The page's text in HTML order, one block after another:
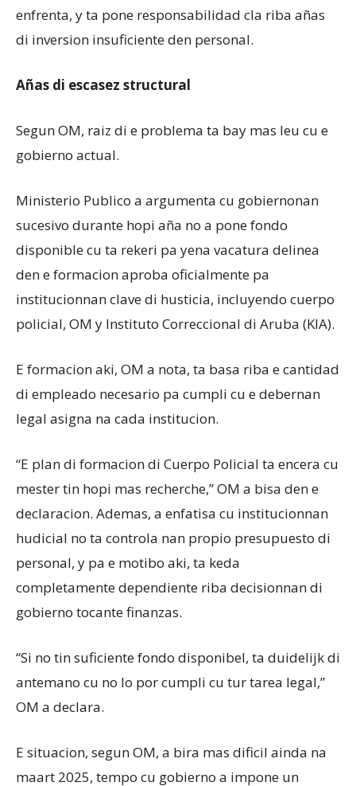
enfrenta, y ta pone responsabilidad cla riba añas
di inversion insuficiente den personal.
Añas di escasez structural
Segun OM, raiz di e problema ta bay mas leu cu e
gobierno actual.
Ministerio Publico a argumenta cu gobiernonan
sucesivo durante hopi aña no a pone fondo
disponible cu ta rekeri pa yena vacatura delinea
den e formacion aproba oficialmente pa
institucionnan clave di husticia, incluyendo cuerpo
policial, OM y Instituto Correccional di Aruba (KIA).
E formacion aki, OM a nota, ta basa riba e cantidad
di empleado necesario pa cumpli cu e debernan
legal asigna na cada institucion.
“E plan di formacion di Cuerpo Policial ta encera cu
mester tin hopi mas recherche,” OM a bisa den e
declaracion. Ademas, a enfatisa cu institucionnan
hudicial no ta controla nan propio presupuesto di
personal, y pa e motibo aki, ta keda
completamente dependiente riba decisionnan di
gobierno tocante finanzas.
“Si no tin suficiente fondo disponibel, ta duidelijk di
antemano cu no lo por cumpli cu tur tarea legal,”
OM a declara.
E situacion, segun OM, a bira mas dificil ainda na
maart 2025, tempo cu gobierno a impone un